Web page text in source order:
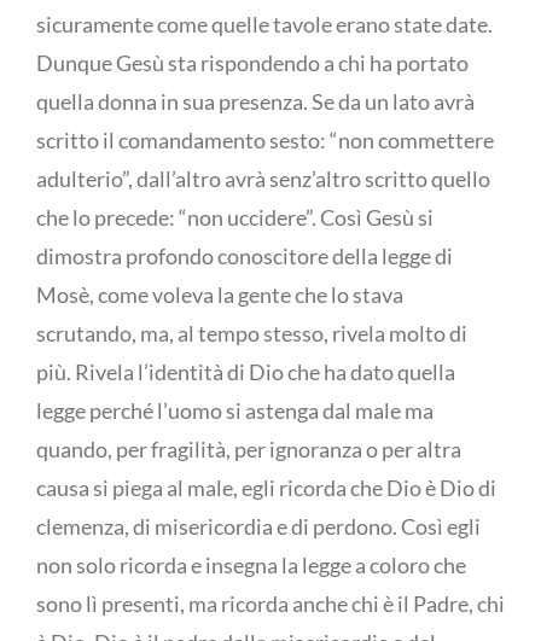
sicuramente come quelle tavole erano state date.
Dunque Gesù sta rispondendo a chi ha portato
quella donna in sua presenza. Se da un lato avrà
scritto il comandamento sesto: “non commettere
adulterio”, dall’altro avrà senz’altro scritto quello
che lo precede: “non uccidere”. Così Gesù si
dimostra profondo conoscitore della legge di
Mosè, come voleva la gente che lo stava
scrutando, ma, al tempo stesso, rivela molto di
più. Rivela l’identità di Dio che ha dato quella
legge perché l’uomo si astenga dal male ma
quando, per fragilità, per ignoranza o per altra
causa si piega al male, egli ricorda che Dio è Dio di
clemenza, di misericordia e di perdono. Così egli
non solo ricorda e insegna la legge a coloro che
sono lì presenti, ma ricorda anche chi è il Padre, chi